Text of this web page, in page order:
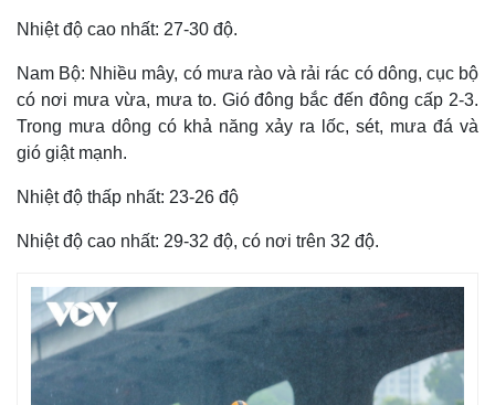
Nhiệt độ cao nhất: 27-30 độ.
Nam Bộ: Nhiều mây, có mưa rào và rải rác có dông, cục bộ
có nơi mưa vừa, mưa to. Gió đông bắc đến đông cấp 2-3.
Trong mưa dông có khả năng xảy ra lốc, sét, mưa đá và
gió giật mạnh.
Nhiệt độ thấp nhất: 23-26 độ
Nhiệt độ cao nhất: 29-32 độ, có nơi trên 32 độ.